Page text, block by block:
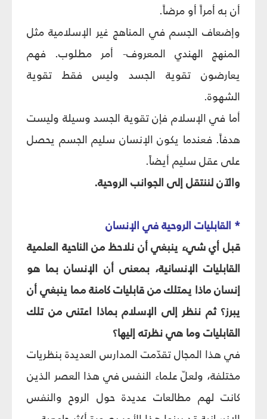
أن به أمراً أو مرضاً.
وإضعاف الجسم في المناهج غير الإسلامية مثل
المنهج الهندي المعروف- أمر مطلوب. فهم
يعارضون تقوية الجسد وليس فقط تقوية
الشهوة.
أما في الإسلام فإن تقوية الجسد وسيلة وليست
هدفاً. فعندما يكون الإنسان سليم الجسم يحصل
على عقل سليم أيضاً.
والآن لننتقل إلى الجوانب الروحية.
* القابليات الروحية في الإنسان‏
قبل أي شي‏ء ينبغي أن نلاحظ من الناحية العلمية
القابليات الإنسانية، بمعنى أن الإنسان بما هو
إنسان ماذا يمتلك من قابليات كامنة مما ينبغي أن
يبرز؟ ثم ننظر إلى الإسلام بماذا اعتنى من تلك
القابليات وما هي نظرته إليها؟
في هذا المجال تقدّمت المدارس العديدة بنظريات
مختلفة، ولعلّ علماء النفس في هذا العصر الذين
كانت لهم مطالعات عديدة حول الروح والنفس